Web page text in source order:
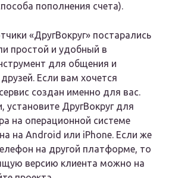
пополнения счета).
«ДругВокруг» постарались
простой и удобный в
для общения и
Если вам хочется
создан именно для вас.
установите ДругВокруг для
на операционной системе
на Android или iPhone. Если же
на другой платформе, то
версию клиента можно на